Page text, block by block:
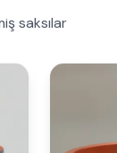
saksılar